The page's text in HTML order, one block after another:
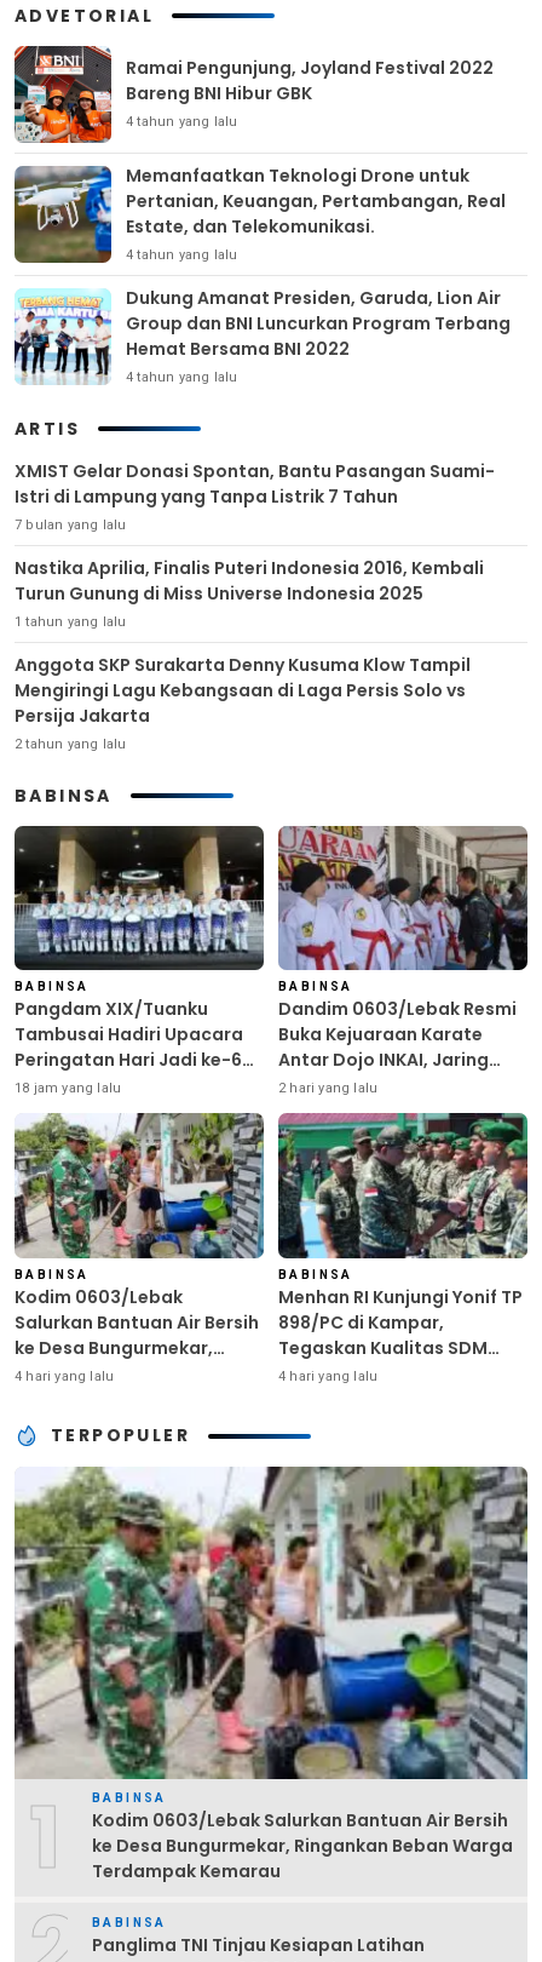
ADVETORIAL
Ramai Pengunjung, Joyland Festival 2022
Bareng BNI Hibur GBK
4 tahun yang lalu
Memanfaatkan Teknologi Drone untuk
Pertanian, Keuangan, Pertambangan, Real
Estate, dan Telekomunikasi.
4 tahun yang lalu
Dukung Amanat Presiden, Garuda, Lion Air
Group dan BNI Luncurkan Program Terbang
Hemat Bersama BNI 2022
4 tahun yang lalu
ARTIS
XMIST Gelar Donasi Spontan, Bantu Pasangan Suami-
Istri di Lampung yang Tanpa Listrik 7 Tahun
7 bulan yang lalu
Nastika Aprilia, Finalis Puteri Indonesia 2016, Kembali
Turun Gunung di Miss Universe Indonesia 2025
1 tahun yang lalu
Anggota SKP Surakarta Denny Kusuma Klow Tampil
Mengiringi Lagu Kebangsaan di Laga Persis Solo vs
Persija Jakarta
2 tahun yang lalu
BABINSA
BABINSA
Pangdam XIX/Tuanku
Tambusai Hadiri Upacara
Peringatan Hari Jadi ke-69
Provinsi Riau
18 jam yang lalu
BABINSA
Dandim 0603/Lebak Resmi
Buka Kejuaraan Karate
Antar Dojo INKAI, Jaring
Bibit Atlet Unggul Sambut
HUT ke-81 RI
2 hari yang lalu
BABINSA
Kodim 0603/Lebak
Salurkan Bantuan Air Bersih
ke Desa Bungurmekar,
Ringankan Beban Warga
4 hari yang lalu
BABINSA
Menhan RI Kunjungi Yonif TP
898/PC di Kampar,
Tegaskan Kualitas SDM
Kunci Kekuatan TNI
4 hari yang lalu
TERPOPULER
1 BABINSA
Kodim 0603/Lebak Salurkan Bantuan Air Bersih
ke Desa Bungurmekar, Ringankan Beban Warga
Terdampak Kemarau
BABINSA
Panglima TNI Tinjau Kesiapan Latihan